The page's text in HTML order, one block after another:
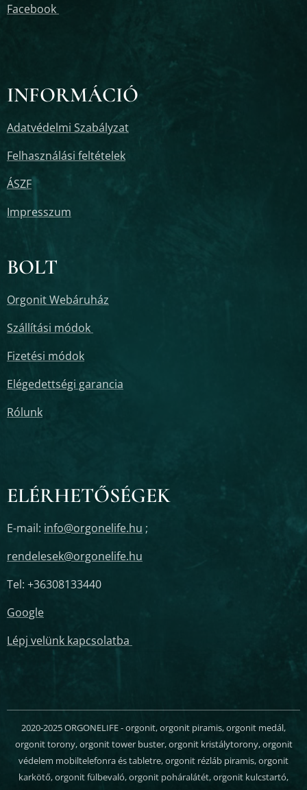
Facebook
INFORMÁCIÓ
Adatvédelmi Szabályzat
Felhasználási feltételek
ÁSZF
Impresszum
BOLT
Orgonit Webáruház
Szállítási módok
Fizetési módok
Elégedettségi garancia
Rólunk
ELÉRHETŐSÉGEK
E-mail: info@orgonelife.hu ;
rendelesek@orgonelife.hu
Tel: +36308133440
Google
Lépj velünk kapcsolatba
2020-2025 ORGONELIFE - orgonit, orgonit piramis, orgonit medál,
orgonit torony, orgonit tower buster, orgonit kristálytorony, orgonit
védelem mobiltelefonra és tabletre, orgonit rézláb piramis, orgonit
karkötő, orgonit fülbevaló, orgonit poháralátét, orgonit kulcstartó,